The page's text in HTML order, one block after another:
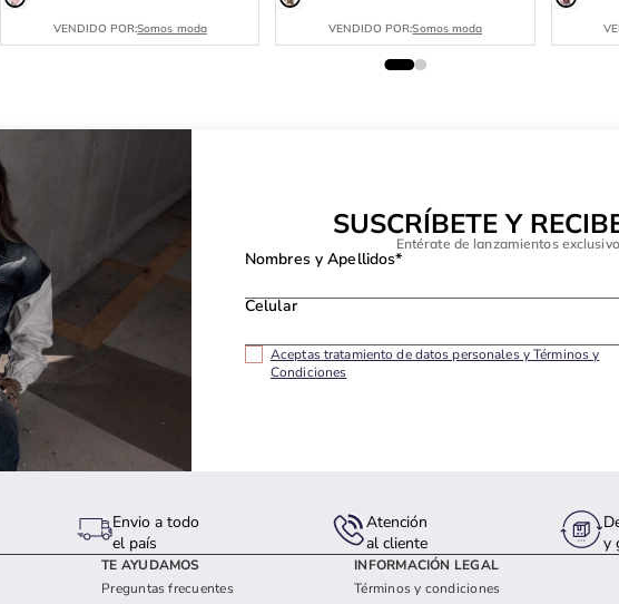
VENDIDO POR:Somos moda VENDIDO POR:Somos moda
SUSCRÍBETE Y
Entérate de lanzamientos
Nombres y Apellidos*
Celular
Aceptas tratamiento de datos personales y Términos y
Condiciones
Envio a todo
el país
Atención
al cliente
y
TE AYUDAMOS
Preguntas frecuentes
INFORMACIÓN LEGAL
Términos y condiciones